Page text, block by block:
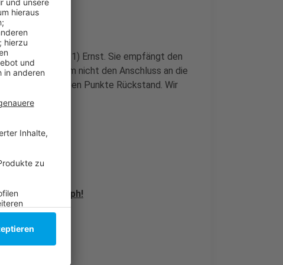
(8. Februar 2021) Ernst. Sie empfängt den
einen Sieg, um nicht den Anschluss an die
Fortuna sieben Punkte Rückstand. Wir
Bowl-Triumph!